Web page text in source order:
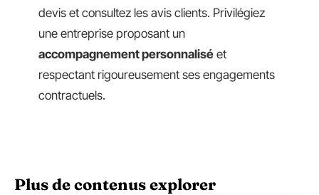
devis et consultez les avis clients. Privilégiez
une entreprise proposant un
accompagnement personnalisé et
respectant rigoureusement ses engagements
contractuels.
Plus de contenus explorer